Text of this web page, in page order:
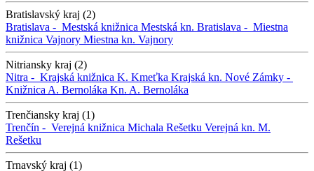
Bratislavský kraj (2)
Bratislava - Mestská knižnica Mestská kn. Bratislava - Miestna
knižnica Vajnory Miestna kn. Vajnory
Nitriansky kraj (2)
Nitra - Krajská knižnica K. Kmeťka Krajská kn. Nové Zámky -
Knižnica A. Bernoláka Kn. A. Bernoláka
Trenčiansky kraj (1)
Trenčín - Verejná knižnica Michala Rešetku Verejná kn. M.
Rešetku
Trnavský kraj (1)